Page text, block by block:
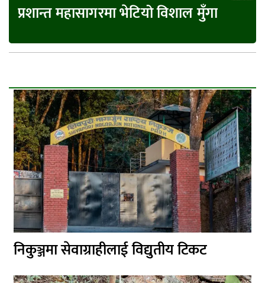
प्रशान्त महासागरमा भेटियो विशाल मुँगा
निकुञ्जमा सेवाग्राहीलाई विद्युतीय टिकट